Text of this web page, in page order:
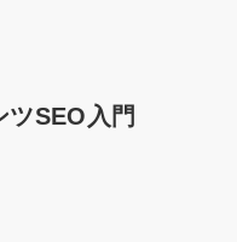
ツSEO入門